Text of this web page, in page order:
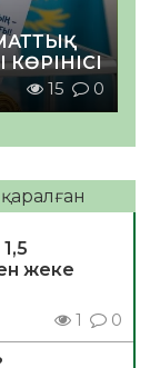
15 0
жеке
1 0